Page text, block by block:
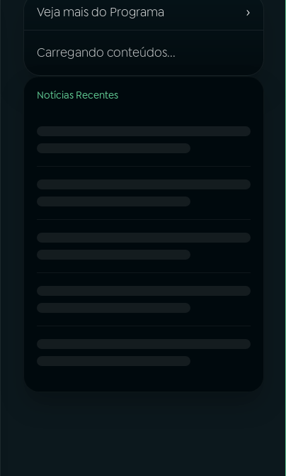
Veja mais do Programa ›
Carregando conteúdos...
Notícias Recentes